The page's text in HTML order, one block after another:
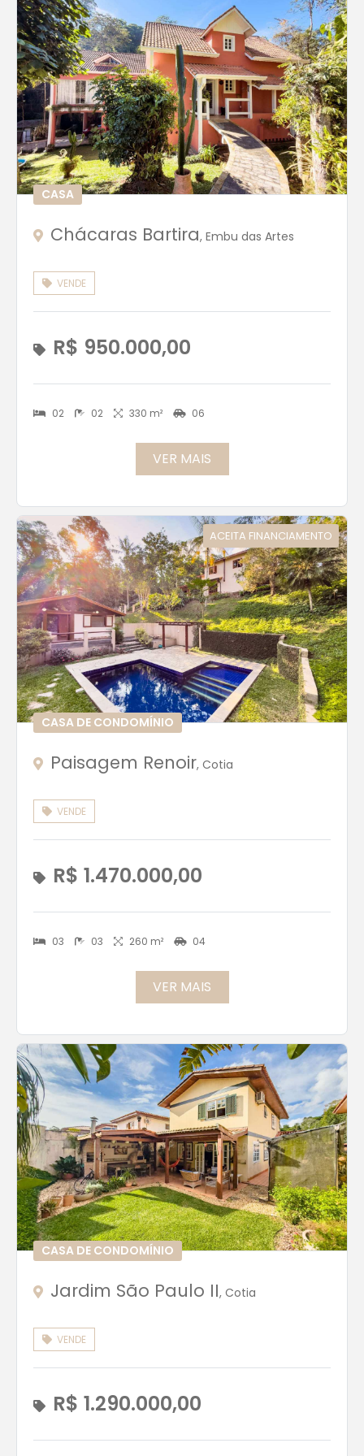
CASA
Chácaras Bartira, Embu das Artes
VENDE
R$ 950.000,00
02 02 330 m² 06
VER MAIS
ACEITA FINANCIAMENTO
CASA DE CONDOMÍNIO
Paisagem Renoir, Cotia
VENDE
R$ 1.470.000,00
03 03 260 m² 04
VER MAIS
CASA DE CONDOMÍNIO
Jardim São Paulo II, Cotia
VENDE
R$ 1.290.000,00